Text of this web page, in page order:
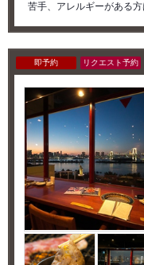
苦手、アレルギーがある方
即予約 リクエスト予約